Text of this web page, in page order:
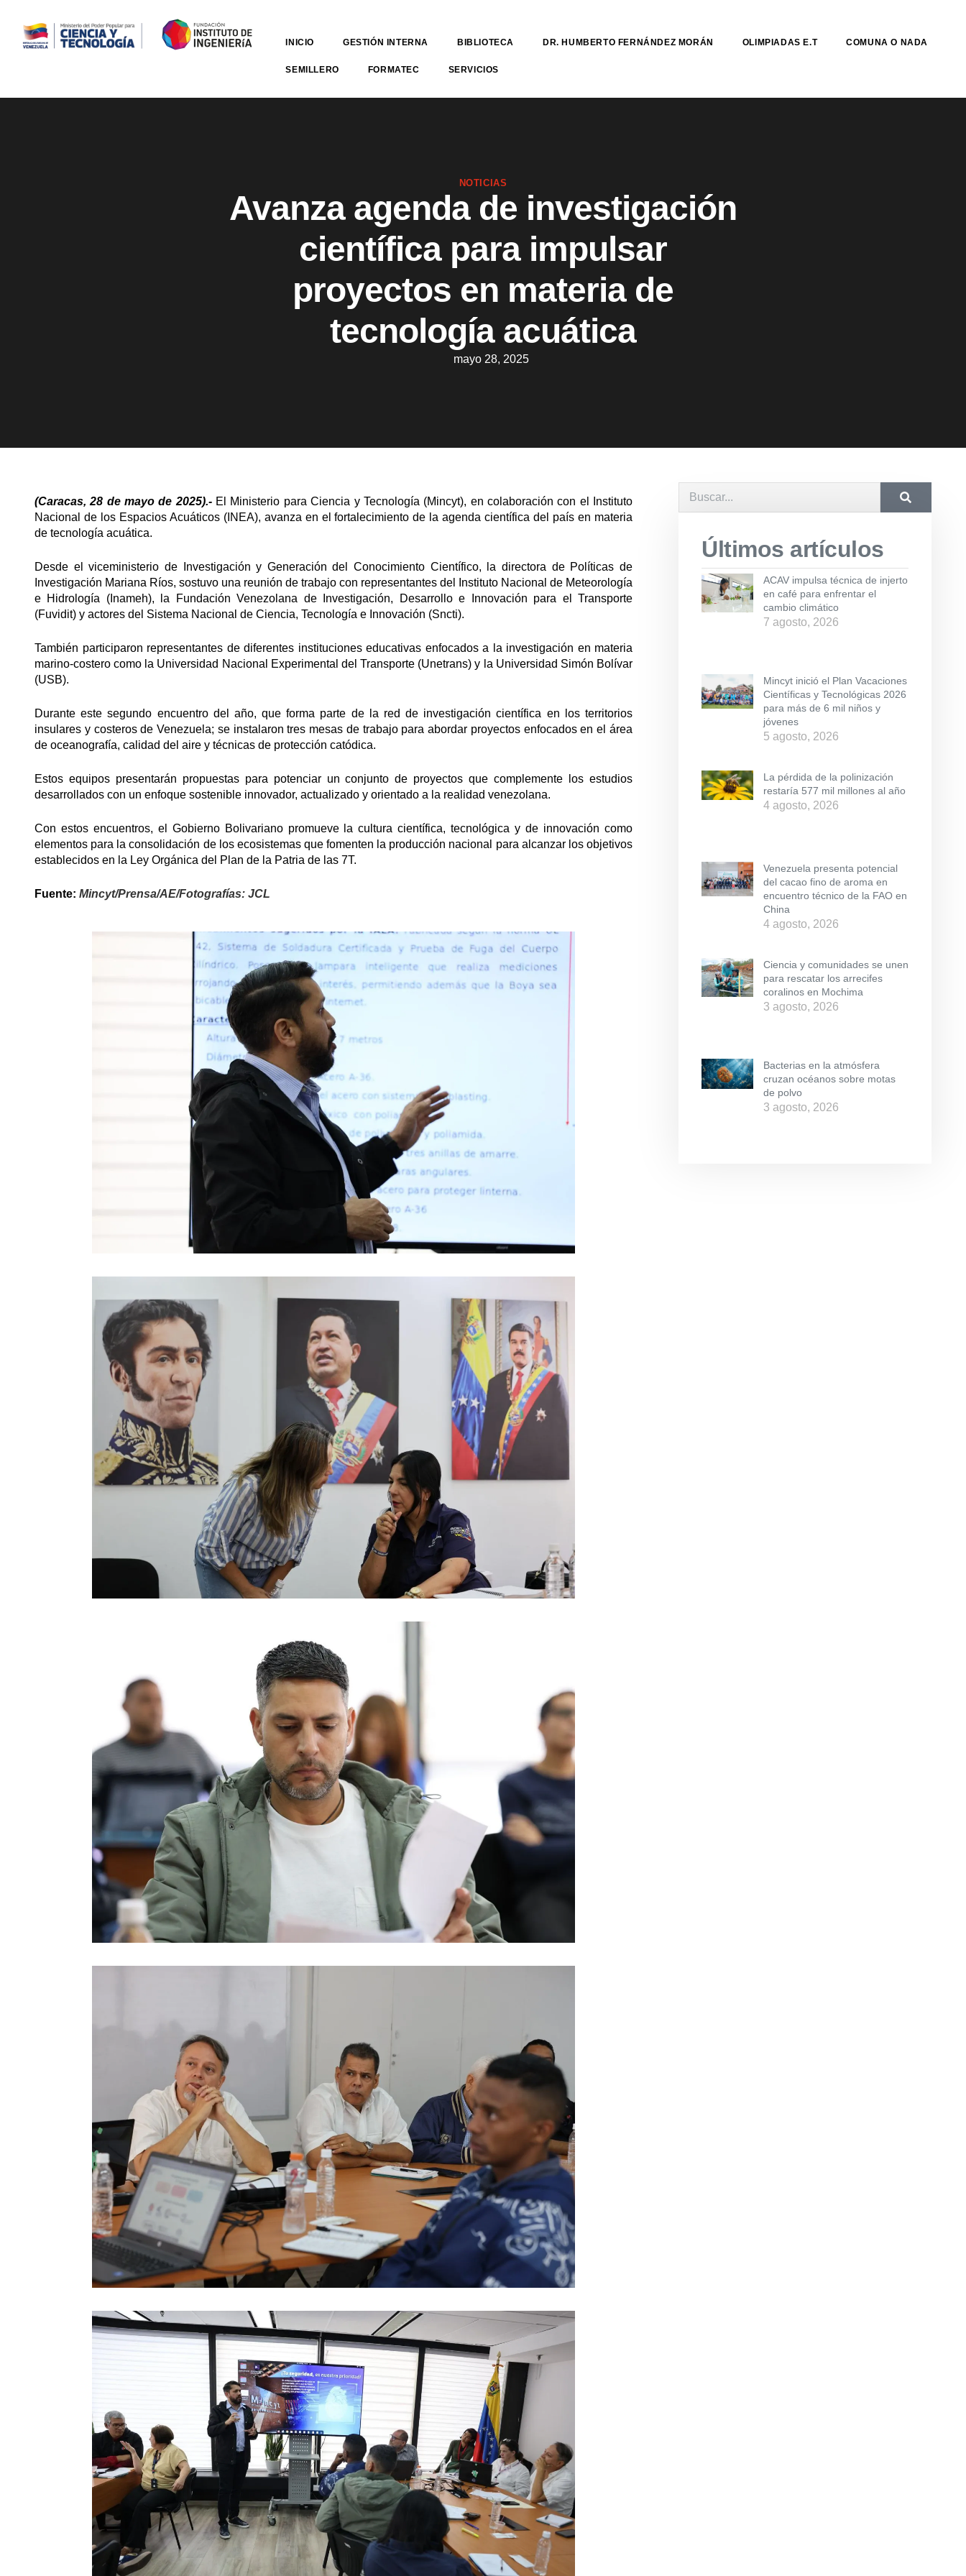
INICIO GESTIÓN INTERNA BIBLIOTECA DR. HUMBERTO FERNÁNDEZ MORÁN OLIMPIADAS E.T COMUNA O NADA
SEMILLERO FORMATEC SERVICIOS
NOTICIAS
Avanza agenda de investigación
científica para impulsar
proyectos en materia de
tecnología acuática
mayo 28, 2025
(Caracas, 28 de mayo de 2025).- El Ministerio para Ciencia y Tecnología (Mincyt), en colaboración con el Instituto
Nacional de los Espacios Acuáticos (INEA), avanza en el fortalecimiento de la agenda científica del país en materia
de tecnología acuática.
Desde el viceministerio de Investigación y Generación del Conocimiento Científico, la directora de Políticas de
Investigación Mariana Ríos, sostuvo una reunión de trabajo con representantes del Instituto Nacional de Meteorología
e Hidrología (Inameh), la Fundación Venezolana de Investigación, Desarrollo e Innovación para el Transporte
(Fuvidit) y actores del Sistema Nacional de Ciencia, Tecnología e Innovación (Sncti).
También participaron representantes de diferentes instituciones educativas enfocados a la investigación en materia
marino-costero como la Universidad Nacional Experimental del Transporte (Unetrans) y la Universidad Simón Bolívar
(USB).
Durante este segundo encuentro del año, que forma parte de la red de investigación científica en los territorios
insulares y costeros de Venezuela; se instalaron tres mesas de trabajo para abordar proyectos enfocados en el área
de oceanografía, calidad del aire y técnicas de protección catódica.
Estos equipos presentarán propuestas para potenciar un conjunto de proyectos que complemente los estudios
desarrollados con un enfoque sostenible innovador, actualizado y orientado a la realidad venezolana.
Con estos encuentros, el Gobierno Bolivariano promueve la cultura científica, tecnológica y de innovación como
elementos para la consolidación de los ecosistemas que fomenten la producción nacional para alcanzar los objetivos
establecidos en la Ley Orgánica del Plan de la Patria de las 7T.
Fuente: Mincyt/Prensa/AE/Fotografías: JCL
Últimos artículos
ACAV impulsa técnica de injerto
en café para enfrentar el
cambio climático
7 agosto, 2026
Mincyt inició el Plan Vacaciones
Científicas y Tecnológicas 2026
para más de 6 mil niños y
jóvenes
5 agosto, 2026
La pérdida de la polinización
restaría 577 mil millones al año
4 agosto, 2026
Venezuela presenta potencial
del cacao fino de aroma en
encuentro técnico de la FAO en
China
4 agosto, 2026
Ciencia y comunidades se unen
para rescatar los arrecifes
coralinos en Mochima
3 agosto, 2026
Bacterias en la atmósfera
cruzan océanos sobre motas
de polvo
3 agosto, 2026